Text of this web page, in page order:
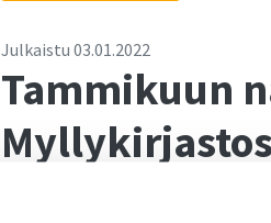
Julkaistu 03.01.2022
Tammikuun